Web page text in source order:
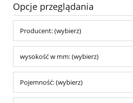
Opcje przeglądania
Producent: (wybierz)
wysokość w mm: (wybierz)
Pojemność: (wybierz)